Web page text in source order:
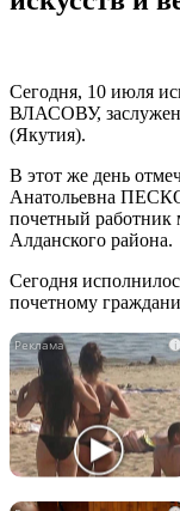
Сегодня, 10 июля
ВЛАСОВУ,
(Якутия).
В этот же день
Анатольевна
почетный работник
Алданского района.
Сегодня
почетному
i